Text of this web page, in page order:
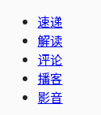
速递
解读
评论
播客
影音